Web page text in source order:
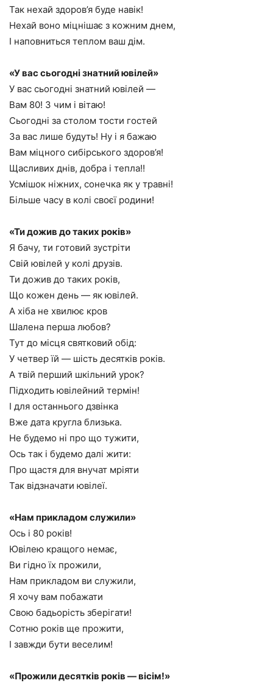
Так нехай здоров’я буде навік!
Нехай воно міцнішає з кожним днем,
І наповниться теплом ваш дім.
«У вас сьогодні знатний ювілей»
У вас сьогодні знатний ювілей —
Вам 80! З чим і вітаю!
Сьогодні за столом тости гостей
За вас лише будуть! Ну і я бажаю
Вам міцного сибірського здоров’я!
Щасливих днів, добра і тепла!!
Усмішок ніжних, сонечка як у травні!
Більше часу в колі своєї родини!
«Ти дожив до таких років»
Я бачу, ти готовий зустріти
Свій ювілей у колі друзів.
Ти дожив до таких років,
Що кожен день — як ювілей.
А хіба не хвилює кров
Шалена перша любов?
Тут до місця святковий обід:
У четвер їй — шість десятків років.
А твій перший шкільний урок?
Підходить ювілейний термін!
І для останнього дзвінка
Вже дата кругла близька.
Не будемо ні про що тужити,
Ось так і будемо далі жити:
Про щастя для внучат мріяти
Так відзначати ювілеї.
«Нам прикладом служили»
Ось і 80 років!
Ювілею кращого немає,
Ви гідно їх прожили,
Нам прикладом ви служили,
Я хочу вам побажати
Свою бадьорість зберігати!
Сотню років ще прожити,
І завжди бути веселим!
«Прожили десятків років — вісім!»